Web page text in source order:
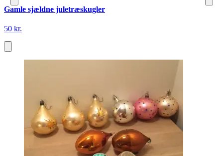
Gamle sjældne juletræskugler
50 kr.